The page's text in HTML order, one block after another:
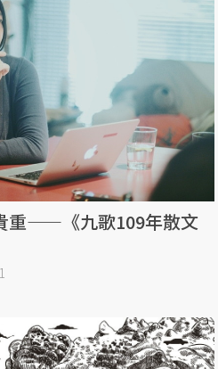
重——《九歌109年散文